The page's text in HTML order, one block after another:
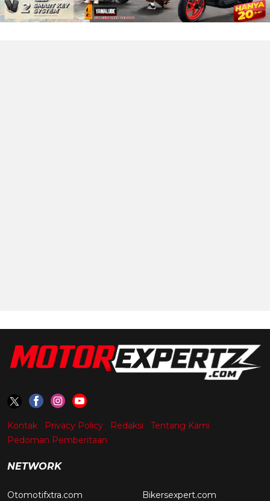
Kontak Privacy Policy Redaksi
Tentang Kami
Pedoman Pemberitaan
NETWORK
Otomotifxtra.com Bikersexpert.com